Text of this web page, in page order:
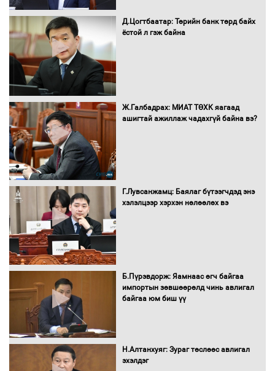
Нөөцийн махны худалдаа,
Монгол Улс “COP17”-д “Тал хээрийн
төлөвлөгөө”-гөө танилцуулна
худалдан авах журмыг баталлаа
шилжиж, найр наадам, зөвлөгөөн,
гадаад томилолтыг хориглолоо
Д.Цогтбаатар: Төрийн банк төрд байх
ёстой л гэж байна
Ж.Галбадрах: МИАТ ТӨХК яагаад
ашигтай ажиллаж чадахгүй байна вэ?
Г.Лувсанжамц: Баялаг бүтээгчдэд энэ
хэлэлцээр хэрхэн нөлөөлөх вэ
Б.Пүрэвдорж: Яамнаас өгч байгаа
импортын зөвшөөрөлд чинь авлигал
байгаа юм биш үү
Н.Алтанхуяг: Зураг төслөөс авлигал
эхэлдэг